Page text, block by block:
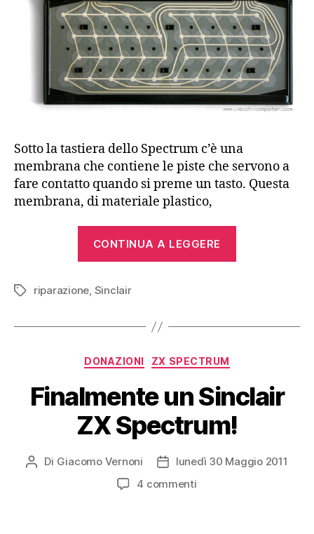
Sotto la tastiera dello Spectrum c’è una
membrana che contiene le piste che servono a
fare contatto quando si preme un tasto. Questa
membrana, di materiale plastico,
CONTINUA A LEGGERE
ZX
Tag riparazione, Sinclair
Categorie
DONAZIONI ZX SPECTRUM
Finalmente un Sinclair
ZX Spectrum!
Autore
Di Giacomo Vernoni
Data
dell'articolo
lunedì 30 Maggio 2011
4 commentisu